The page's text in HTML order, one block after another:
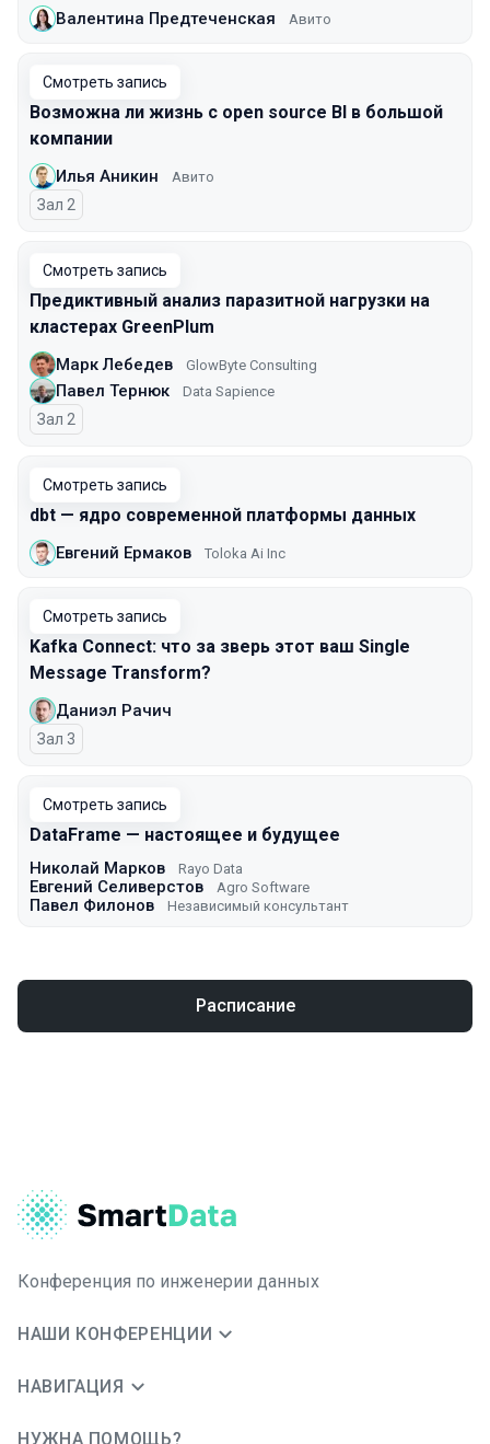
Валентина Предтеченская Авито
Смотреть запись
Возможна ли жизнь с open source BI в большой
компании
Илья Аникин Авито
Зал 2
Смотреть запись
Предиктивный анализ паразитной нагрузки на
кластерах GreenPlum
Марк Лебедев GlowByte Consulting
Павел Тернюк Data Sapience
Зал 2
Смотреть запись
dbt — ядро современной платформы данных
Евгений Ермаков Toloka Ai Inc
Смотреть запись
Kafka Connect: что за зверь этот ваш Single
Message Transform?
Даниэл Рачич
Зал 3
Смотреть запись
DataFrame — настоящее и будущее
Николай Марков Rayo Data
Евгений Селиверстов Agro Software
Павел Филонов Независимый консультант
Расписание
Конференция по инженерии данных
НАШИ КОНФЕРЕНЦИИ
НАВИГАЦИЯ
НУЖНА ПОМОЩЬ?